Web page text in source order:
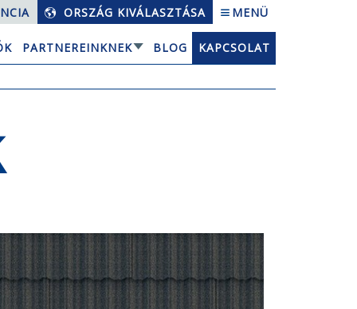
ORSZÁG KIVÁLASZTÁSA MENÜ
PARTNEREINKNEK BLOG
KAPCSOLAT